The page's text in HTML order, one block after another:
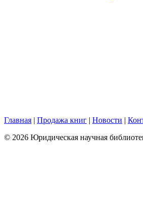
Главная | Продажа книг | Новости |
© 2026 Юридическая научная